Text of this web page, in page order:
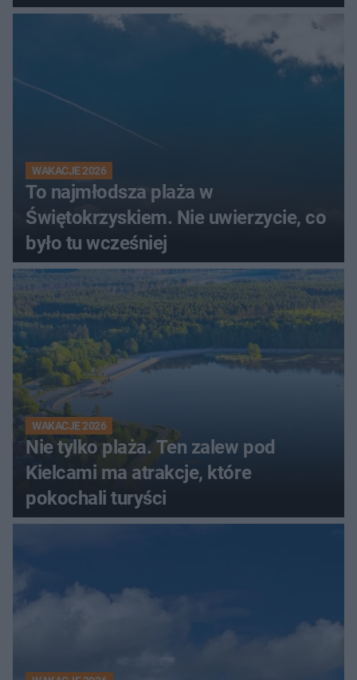
turystów
WAKACJE 2026
To najmłodsza plaża w
Świętokrzyskiem. Nie uwierzycie, co
było tu wcześniej
WAKACJE 2026
Nie tylko plaża. Ten zalew pod
Kielcami ma atrakcje, które
pokochali turyści